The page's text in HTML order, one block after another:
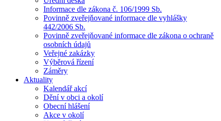
Informace dle zákona č. 106/1999 Sb.
Povinně zveřejňované informace dle vyhlášky
442/2006 Sb.
Povinně zveřejňované informace dle zákona o ochraně
osobních údajů
Veřejné zakázky
Výběrová řízení
Záměry
Aktuality
Kalendář akcí
Dění v obci a okolí
Obecní hlášení
Akce v okolí